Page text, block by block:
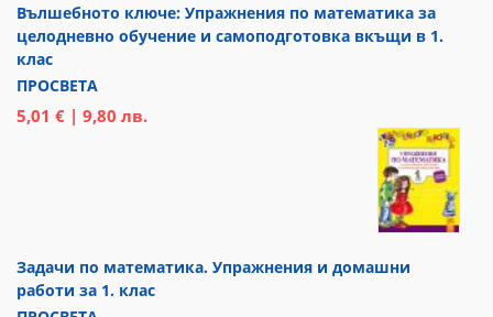
Вълшебното ключе: Упражнения по математика за
целодневно обучение и самоподготовка вкъщи в 1.
клас
ПРОСВЕТА
5,01 € | 9,80 лв.
Задачи по математика. Упражнения и домашни
работи за 1. клас